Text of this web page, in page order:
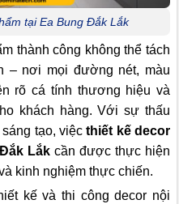
tại Ea Bung Đắk Lắk
thành công không thể tách
– nơi mọi đường nét, màu
rõ cá tính thương hiệu và
khách hàng. Với sự thấu
sáng tạo, việcthiết kế decor
Lắk cần được thực hiện
kinh nghiệm thực chiến.
kế và thi công decor nội